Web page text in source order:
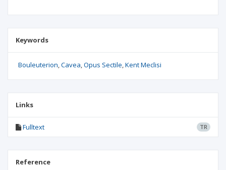
Keywords
Bouleuterion Cavea Opus Sectile Kent Meclisi
Links
Fulltext TR
Reference